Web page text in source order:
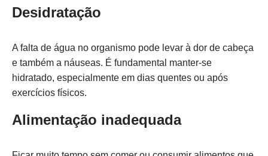
Desidratação
A falta de água no organismo pode levar à dor de cabeça
e também a náuseas. É fundamental manter-se
hidratado, especialmente em dias quentes ou após
exercícios físicos.
Alimentação inadequada